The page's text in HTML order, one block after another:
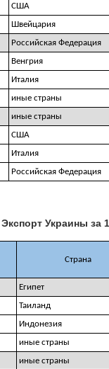
США
Швейцария
Российская Федерация
Венгрия
Италия
иные страны
иные страны
США
Италия
Российская Федерация
Экспорт Украины за
Страна
Египет
Таиланд
Индонезия
иные страны
иные страны